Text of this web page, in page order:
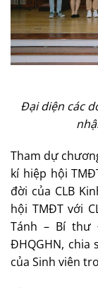
Đại diện các
Tham dự
kí hiệp hội
đời của CLB
hội TMĐT với
Tánh – Bí thư
ĐHQGHN, chia
của Sinh viên